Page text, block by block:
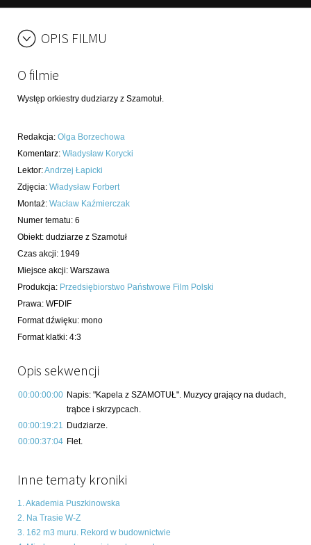
OPIS FILMU
O filmie
Występ orkiestry dudziarzy z Szamotuł.
Redakcja: Olga Borzechowa
Komentarz: Władysław Korycki
Lektor:Andrzej Łapicki
Zdjęcia: Władysław Forbert
Montaż: Wacław Kaźmierczak
Numer tematu: 6
Obiekt: dudziarze z Szamotuł
Czas akcji: 1949
Miejsce akcji: Warszawa
Produkcja: Przedsiębiorstwo Państwowe Film Polski
Prawa: WFDIF
Format dźwięku: mono
Format klatki: 4:3
Opis sekwencji
00:00:00:00 Napis: "Kapela z SZAMOTUŁ". Muzycy grający na dudach,
trąbce i skrzypcach.
00:00:19:21 Dudziarze.
00:00:37:04 Flet.
Inne tematy kroniki
1. Akademia Puszkinowska
2. Na Trasie W-Z
3. 162 m3 muru. Rekord w budownictwie